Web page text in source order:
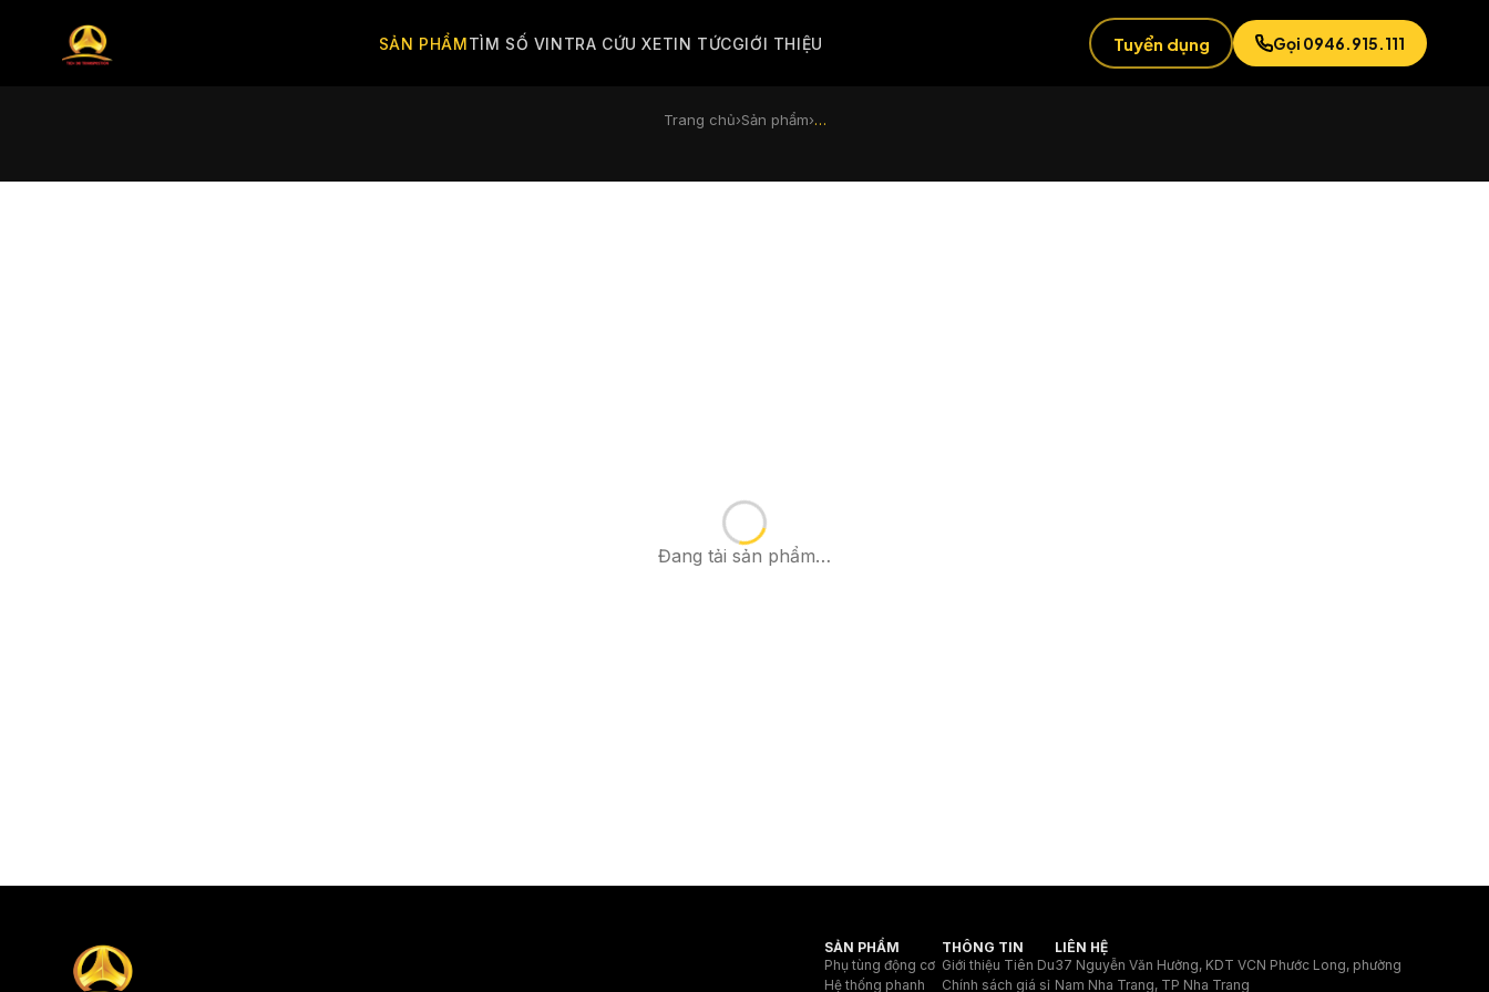
SẢN PHẨMTÌM SỐ VINTRA CỨU XETIN TỨCGIỚI THIỆU Tuyển dụng Gọi 0946.915.111
Trang chủ›Sản phẩm›…
Đang tải sản phẩm…
SẢN PHẨM
Phụ tùng động cơ
Hệ thống phanh
THÔNG TIN
Giới thiệu Tiên Du
Chính sách giá sỉ
LIÊN HỆ
37 Nguyễn Văn Hưởng, KDT VCN Phước Long, phường
Nam Nha Trang, TP Nha Trang